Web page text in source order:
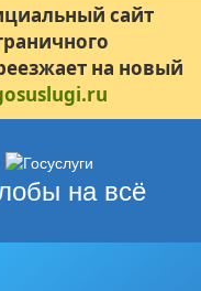
сайт
на новый
на всё